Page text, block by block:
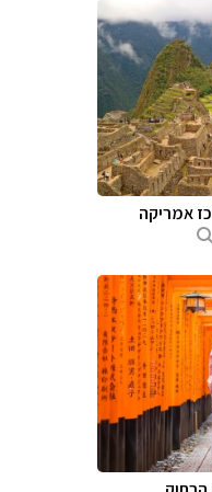
אמריקה